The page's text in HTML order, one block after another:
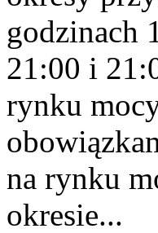
godzinach
21:00 i
rynku
na rynku
okresie...